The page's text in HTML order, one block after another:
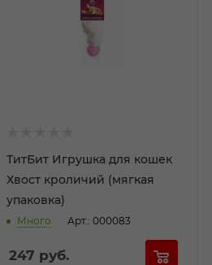
ТитБит Игрушка для кошек
Хвост кроличий (мягкая
упаковка)
Много Арт.: 000083
247 руб.